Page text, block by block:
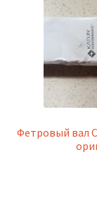
Фетровый вал